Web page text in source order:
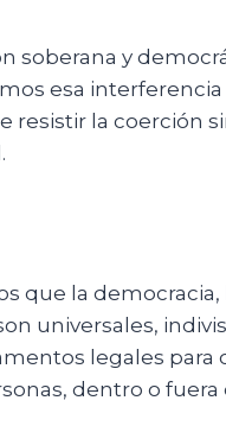
soberana y
esa
la coerción
que la
universales,
legales para
dentro o fuera